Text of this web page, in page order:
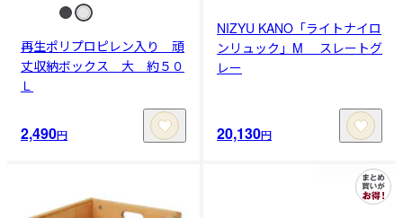
再生ポリプロピレン入り 頑
丈収納ボックス 大 約５０
Ｌ
2,490円
NIZYU KANO「ライトナイロ
ンリュック」M スレートグ
レー
20,130円